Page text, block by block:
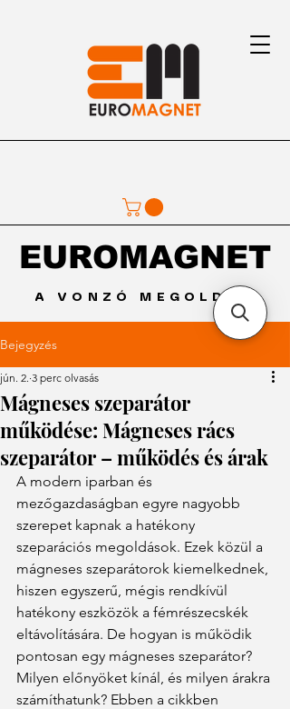
A VONZÓ MEGOLDÁS
EUROMAGNET
EUROMAGNET
Bejegyzés
Mágneses szeparátor
működése: Mágneses rács
szeparátor – működés és árak
jún. 2. 3 perc olvasás
A modern iparban és
mezőgazdaságban egyre nagyobb
szerepet kapnak a hatékony
szeparációs megoldások. Ezek közül a
mágneses szeparátorok kiemelkednek,
hiszen egyszerű, mégis rendkívül
hatékony eszközök a fémrészecskék
eltávolítására. De hogyan is működik
pontosan egy mágneses szeparátor?
Milyen előnyöket kínál, és milyen árakra
számíthatunk? Ebben a cikkben